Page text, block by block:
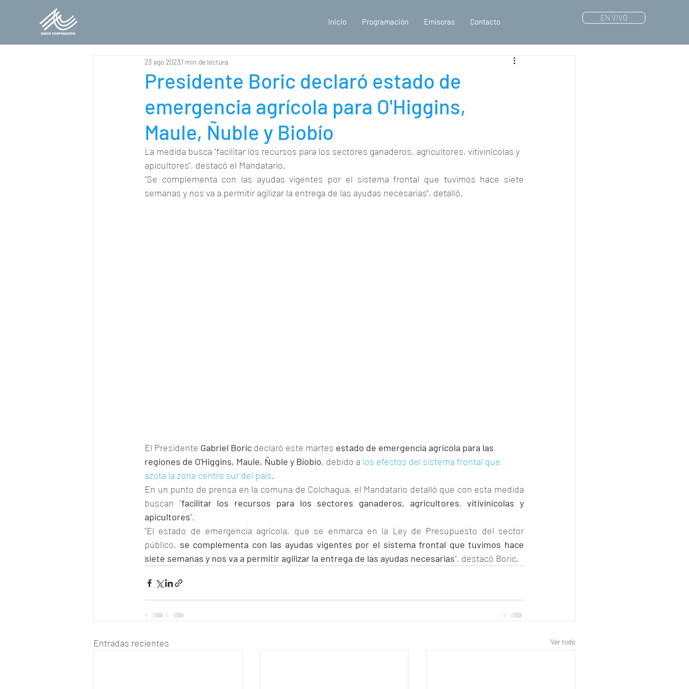
Inicio Programación Emisoras Contacto EN VIVO
Presidente Boric declaró estado de
emergencia agrícola para O'Higgins,
Maule, Ñuble y Biobío
23 ago 20231 min de lectura
La medida busca "facilitar los recursos para los sectores ganaderos, agricultores, vitivinícolas y
apicultores", destacó el Mandatario.
"Se complementa con las ayudas vigentes por el sistema frontal que tuvimos hace siete
semanas y nos va a permitir agilizar la entrega de las ayudas necesarias", detalló.
El Presidente Gabriel Boric declaró este martes estado de emergencia agrícola para las
regiones de O'Higgins, Maule, Ñuble y Biobío, debido a los efectos del sistema frontal que
azota la zona centro sur del país.
En un punto de prensa en la comuna de Colchagua, el Mandatario detalló que con esta medida
buscan "facilitar los recursos para los sectores ganaderos, agricultores, vitivinícolas y
apicultores".
"El estado de emergencia agrícola, que se enmarca en la Ley de Presupuesto del sector
público, se complementa con las ayudas vigentes por el sistema frontal que tuvimos hace
siete semanas y nos va a permitir agilizar la entrega de las ayudas necesarias", destacó Boric.
Entradas recientes Ver todo